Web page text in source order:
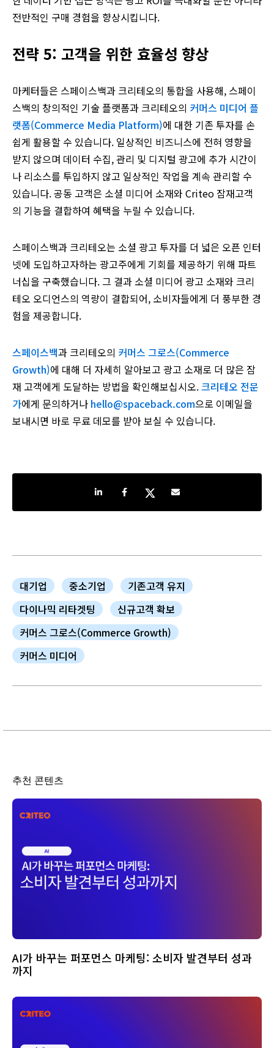
전반적인 구매 경험을 향상시킵니다.
전략 5: 고객을 위한 효율성 향상
마케터들은 스페이스백과 크리테오의 통합을 사용해, 스페이
스백의 창의적인 기술 플랫폼과 크리테오의 커머스 미디어 플
랫폼(Commerce Media Platform)에 대한 기존 투자를 손
쉽게 활용할 수 있습니다. 일상적인 비즈니스에 전혀 영향을
받지 않으며 데이터 수집, 관리 및 디지털 광고에 추가 시간이
나 리소스를 투입하지 않고 일상적인 작업을 계속 관리할 수
있습니다. 공동 고객은 소셜 미디어 소재와 Criteo 잠재고객
의 기능을 결합하여 혜택을 누릴 수 있습니다.
스페이스백과 크리테오는 소셜 광고 투자를 더 넓은 오픈 인터
넷에 도입하고자하는 광고주에게 기회를 제공하기 위해 파트
너십을 구축했습니다. 그 결과 소셜 미디어 광고 소재와 크리
테오 오디언스의 역량이 결합되어, 소비자들에게 더 풍부한 경
험을 제공합니다.
스페이스백과 크리테오의 커머스 그로스(Commerce
Growth)에 대해 더 자세히 알아보고 광고 소재로 더 많은 잠
재 고객에게 도달하는 방법을 확인해보십시오.크리테오 전문
가에게 문의하거나 hello@spaceback.com으로 이메일을
보내시면 바로 무료 데모를 받아 보실 수 있습니다.
Share on LinkedIn
Share on Facebook
Share on Twitter
Share by e-mail
대기업 중소기업
기존고객 유지
다이나믹 리타겟팅
신규고객 확보
커머스 그로스(Commerce Growth)
커머스 미디어
추천 콘텐츠
AI가 바꾸는 퍼포먼스 마케팅: 소비자 발견부터 성과
까지